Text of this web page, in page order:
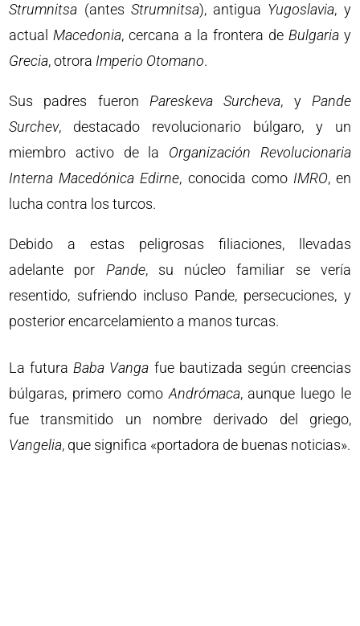
Strumnitsa (antes Strumnitsa), antigua Yugoslavia, y
actual Macedonia, cercana a la frontera de Bulgariay
Grecia, otrora Imperio Otomano.
Sus padres fueron Pareskeva Surcheva, y Pande
Surchev, destacado revolucionario búlgaro, y un
miembro activo de la Organización
Revolucionaria
Interna Macedónica Edirne, conocida como IMRO, en
lucha contra los turcos.
Debido a estas peligrosas filiaciones, llevadas
adelante por Pande, su núcleo familiar se vería
resentido, sufriendo incluso Pande, persecuciones, y
posterior encarcelamiento a manos turcas.
La futura Baba Vanga fue bautizada según creencias
búlgaras, primero como Andrómaca, aunque luego le
fue transmitido un nombre derivado del griego,
Vangelia, que significa «portadora de buenas noticias».